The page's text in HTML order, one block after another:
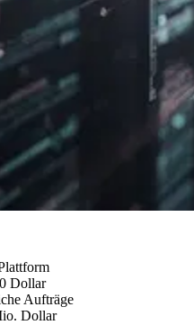
Dollar
Aufträge
Dollar